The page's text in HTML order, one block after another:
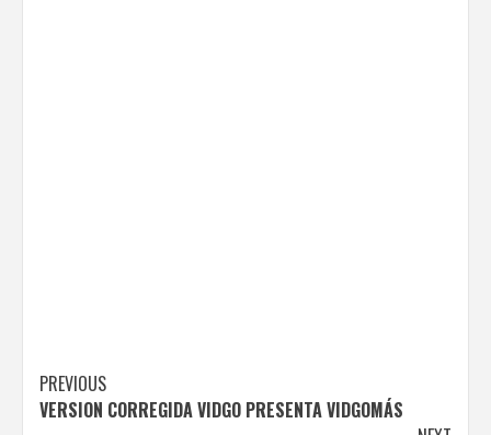
Post
PREVIOUS
VERSION CORREGIDA VIDGO PRESENTA VIDGOMÁS